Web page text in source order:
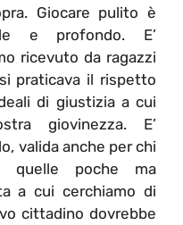
Giocare pulito è
e profondo. E’
ricevuto da ragazzi
praticava il rispetto
di giustizia a cui
giovinezza. E’
valida anche per chi
poche ma
a cui cerchiamo di
cittadino dovrebbe